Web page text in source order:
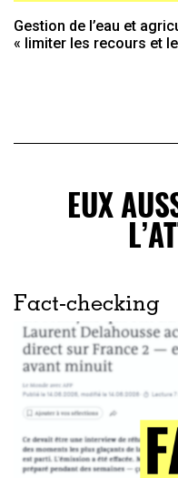
Gestion de l’eau et
« limiter les recours et
EUX
Fact-checking